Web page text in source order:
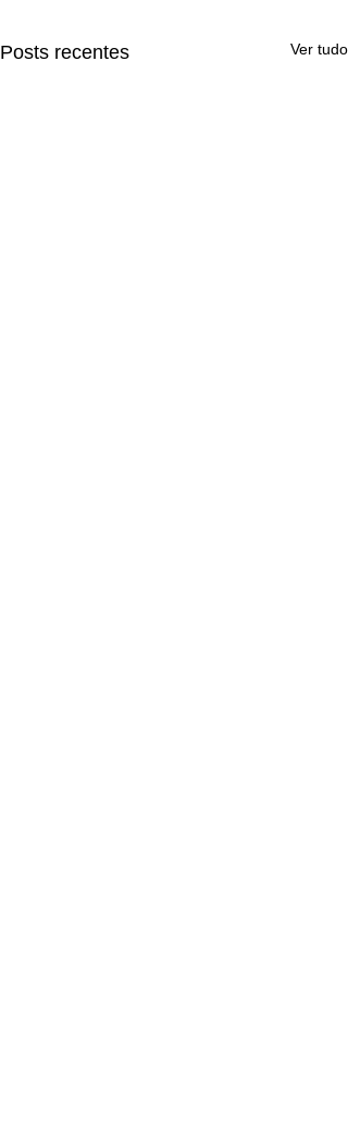
Posts recentes Ver tudo